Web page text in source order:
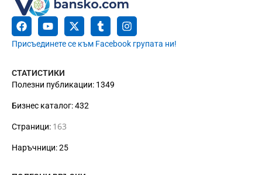
Присъединете се към Facebook групата ни!
СТАТИСТИКИ
Полезни публикации: 1349
Бизнес каталог: 432
Страници: 163
Наръчници: 25